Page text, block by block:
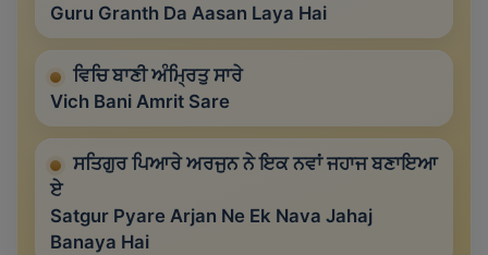
Guru Granth Da Aasan Laya Hai
ਵਿਚਿ ਬਾਣੀ ਅੰਮ੍ਰਿਤੁ ਸਾਰੇ
Vich Bani Amrit Sare
ਸਤਿਗੁਰ ਪਿਆਰੇ ਅਰਜੁਨ ਨੇ ਇਕ ਨਵਾਂ ਜਹਾਜ ਬਣਾਇਆ
ਏ
Satgur Pyare Arjan Ne Ek Nava Jahaj
Banaya Hai